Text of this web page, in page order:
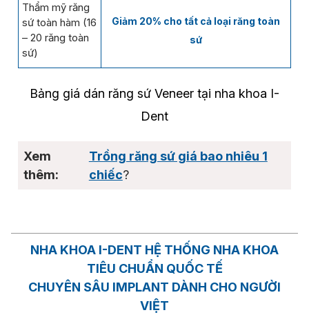
Thẩm mỹ răng
sứ toàn hàm (16
– 20 răng toàn
sứ)
Giảm 20% cho tất cả loại răng toàn
sứ
Bảng giá dán răng sứ Veneer tại nha khoa I-
Dent
Trồng răng sứ giá bao nhiêu 1
chiếc?
NHA KHOA I-DENT HỆ THỐNG NHA KHOA
TIÊU CHUẨN QUỐC TẾ
CHUYÊN SÂU IMPLANT DÀNH CHO NGƯỜI
VIỆT